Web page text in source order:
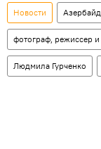
Новости
фотограф, режиссер
Людмила Гурченко